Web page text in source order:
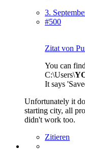
3.
#500
Zitat von
You can
C:\Users\
It says
Unfortunately it
starting city, all
didn't work too.
Zitieren